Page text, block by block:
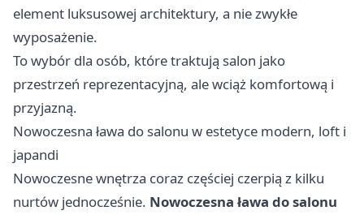
element luksusowej architektury, a nie zwykłe
wyposażenie.
To wybór dla osób, które traktują salon jako
przestrzeń reprezentacyjną, ale wciąż komfortową i
przyjazną.
Nowoczesna ława do salonu w estetyce modern, loft i
japandi
Nowoczesne wnętrza coraz częściej czerpią z kilku
nurtów jednocześnie. Nowoczesna ława do salonu